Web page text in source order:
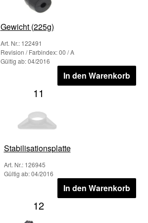
Gewicht (225g)
Art. Nr.: 122491
Revision / Farbindex: 00 / A
Gültig ab: 04/2016
In den Warenkorb
11
Stabilisationsplatte
Art. Nr.: 126945
Gültig ab: 04/2016
In den Warenkorb
12